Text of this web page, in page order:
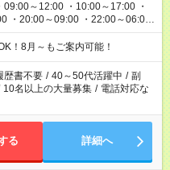
～12:00 ・10:00～17:00 ・
・20:00～09:00 ・22:00～06:00
！8月～もご案内可能！
歴書不要 / 40～50代活躍中 / 副
10名以上の大量募集 / 電話対応な
る 詳細へ